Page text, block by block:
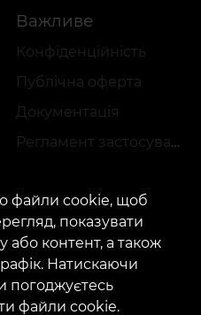
Важливе
Конфіденційність
Публічна оферта
Документація
Регламент застосування акцій
tattoo.com
файли cookie, щоб
показувати
або контент, а також
Натискаючи
погоджуєтесь
файли cookie.